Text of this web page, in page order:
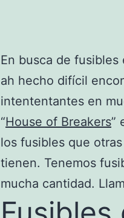
En busca de
ah hecho difícil
intententantes en
“House of Breakers”
los fusibles que
tienen. Tenemos
mucha cantidad.